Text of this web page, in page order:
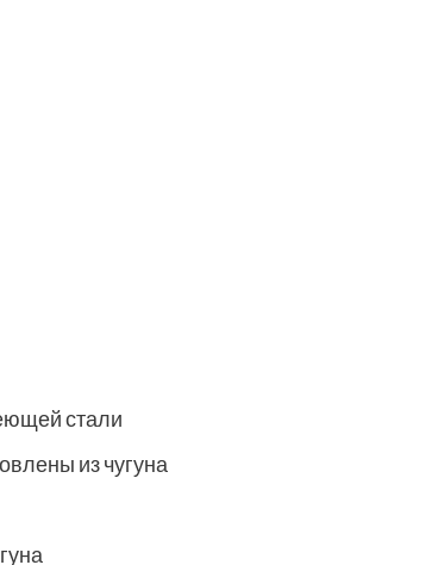
стали
из чугуна